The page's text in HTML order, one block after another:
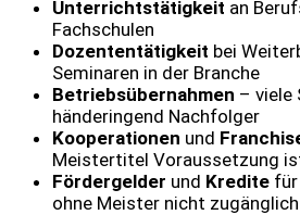
Unterrichtstätigkeit an
Fachschulen
Dozententätigkeit bei
Seminaren in der Branche
Betriebsübernahmen – viele
händeringend Nachfolger
Kooperationen und
Meistertitel Voraussetzung
Fördergelder und Kredite für
ohne Meister nicht